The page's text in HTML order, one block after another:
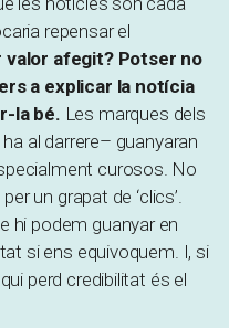
repensar el
valor afegit? Potser no
a explicar la notícia
la bé. Les marques dels
al darrere– guanyaran
curosos. No
un grapat de ‘clics’.
hi podem guanyar en
si ens equivoquem. I, si
perd credibilitat és el